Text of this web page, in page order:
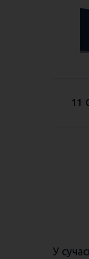
11
У